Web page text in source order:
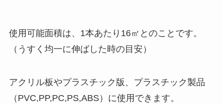
使用可能面積は、1本あたり16㎡とのことです。
（うすく均一に伸ばした時の目安）
アクリル板やプラスチック版、プラスチック製品
（PVC,PP,PC,PS,ABS）に使用できます。